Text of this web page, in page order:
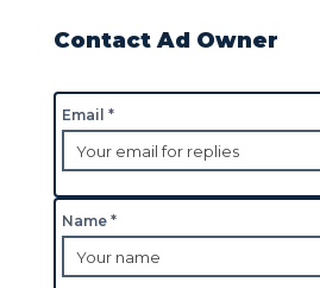
Contact Ad Owner
Email *
Name *